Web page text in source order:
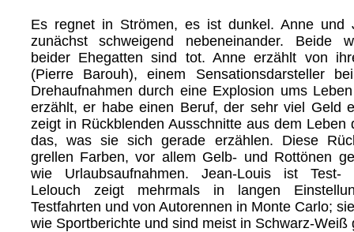
Es regnet in Strömen, es ist dunkel. Anne und
zunächst schweigend nebeneinander. Beide
beider Ehegatten sind tot. Anne erzählt von
(Pierre Barouh), einem Sensationsdarsteller
Drehaufnahmen durch eine Explosion ums
erzählt, er habe einen Beruf, der sehr viel Geld
zeigt in Rückblenden Ausschnitte aus dem Leben
das, was sie sich gerade erzählen. Diese
grellen Farben, vor allem Gelb- und Rottönen
wie Urlaubsaufnahmen. Jean-Louis ist Test-
Lelouch zeigt mehrmals in langen
Testfahrten und von Autorennen in Monte Carlo;
wie Sportberichte und sind meist in Schwarz-Weiß